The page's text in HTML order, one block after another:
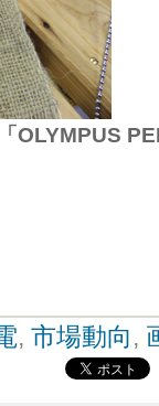
OLYMPUS
, 市場動向 ,